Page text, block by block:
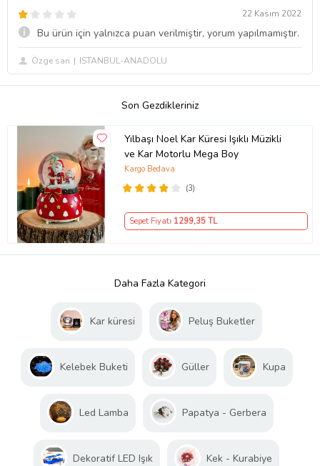
22 Kasım 2022
Bu ürün için yalnızca puan verilmiştir, yorum yapılmamıştır.
Özge sari ISTANBUL-ANADOLU
Son Gezdikleriniz
Yılbaşı Noel Kar Küresi Işıklı Müzikli
ve Kar Motorlu Mega Boy
(3)
Kargo Bedava
Sepet Fiyatı 1299,35 TL
Daha Fazla Kategori
Kar küresi Peluş Buketler
Kelebek Buketi Güller Kupa
Led Lamba Papatya - Gerbera
Dekoratif LED Işık Kek - Kurabiye